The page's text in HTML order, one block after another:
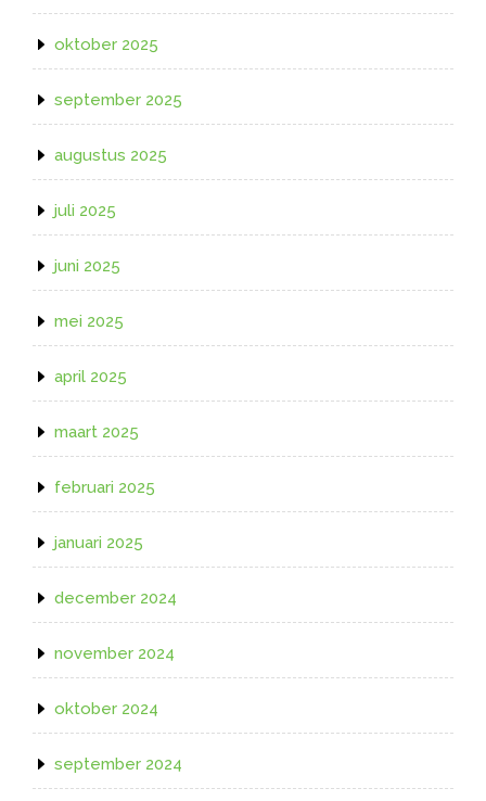
oktober 2025
september 2025
augustus 2025
juli 2025
juni 2025
mei 2025
april 2025
maart 2025
februari 2025
januari 2025
december 2024
november 2024
oktober 2024
september 2024